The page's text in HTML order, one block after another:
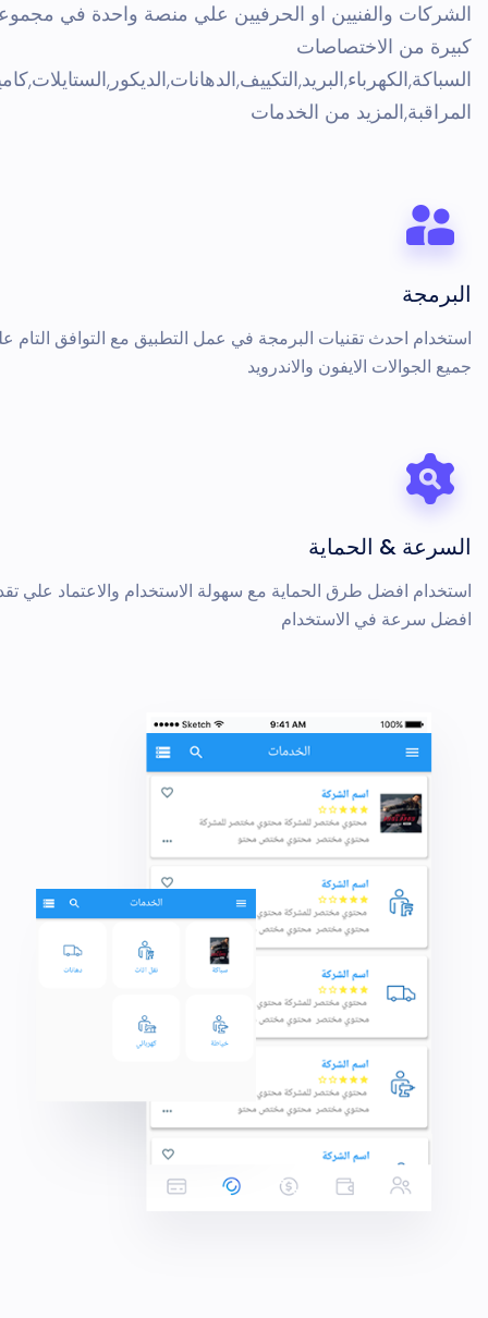
الشركات والفنيين او الحرفيين علي منصة واحدة في
كبيرة من الاختصاصات
المراقبة,المزيد من الخدمات
البرمجة
استخدام احدث تقنيات البرمجة في عمل التطبيق مع التوافق التام
جميع الجوالات الايفون والاندرويد
السرعة & الحماية
استخدام افضل طرق الحماية مع سهولة الاستخدام والاعتماد علي
افضل سرعة في الاستخدام